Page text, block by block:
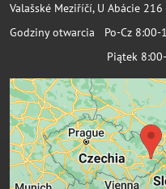
Valašské Meziříčí, U Abácie
Godziny otwarcia Po-Cz 8:00-
Piątek 8:00-